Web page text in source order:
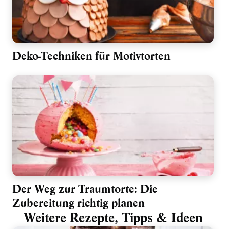
Deko-Techniken für Motivtorten
Der Weg zur Traumtorte: Die
Zubereitung richtig planen
Weitere Rezepte, Tipps & Ideen